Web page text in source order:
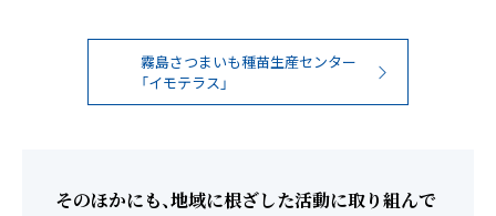
霧島さつまいも種苗生産センター
「イモテラス」
そのほかにも、地域に根ざした活動に取り組んで